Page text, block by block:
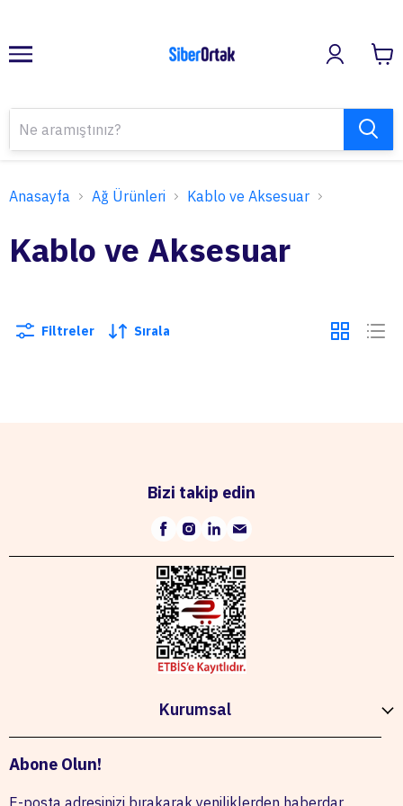
Anasayfa Ağ Ürünleri Kablo ve Aksesuar
Kablo ve Aksesuar
Filtreler Sırala
Bizi takip edin
Kurumsal
Abone Olun!